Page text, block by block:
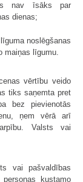
nav īsāks par
dienas;
noslēgšanas
maiņas līgumu.
vērtību veido
tiks saņemta pret
bez pievienotās
ņem vērā arī
Valsts vai
vai pašvaldības
kustamo